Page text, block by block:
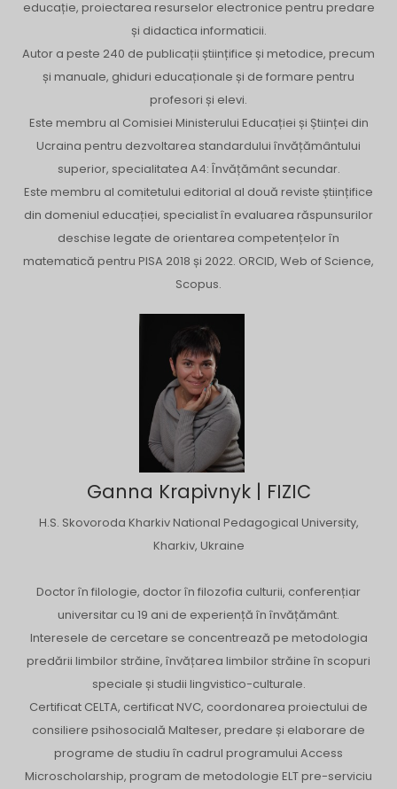
educație, proiectarea resurselor electronice pentru predare
și didactica informaticii.
Autor a peste 240 de publicații științifice și metodice, precum
și manuale, ghiduri educaționale și de formare pentru
profesori și elevi.
Este membru al Comisiei Ministerului Educației și Științei din
Ucraina pentru dezvoltarea standardului învățământului
superior, specialitatea A4: Învățământ secundar.
Este membru al comitetului editorial al două reviste științifice
din domeniul educației, specialist în evaluarea răspunsurilor
deschise legate de orientarea competențelor în
matematică pentru PISA 2018 și 2022. ORCID, Web of Science,
Scopus.
Ganna Krapivnyk | FIZIC
H.S. Skovoroda Kharkiv National Pedagogical University,
Kharkiv, Ukraine
Doctor în filologie, doctor în filozofia culturii, conferențiar
universitar cu 19 ani de experiență în învățământ.
Interesele de cercetare se concentrează pe metodologia
predării limbilor străine, învățarea limbilor străine în scopuri
speciale și studii lingvistico-culturale.
Certificat CELTA, certificat NVC, coordonarea proiectului de
consiliere psihosocială Malteser, predare și elaborare de
programe de studiu în cadrul programului Access
Microscholarship, program de metodologie ELT pre-serviciu